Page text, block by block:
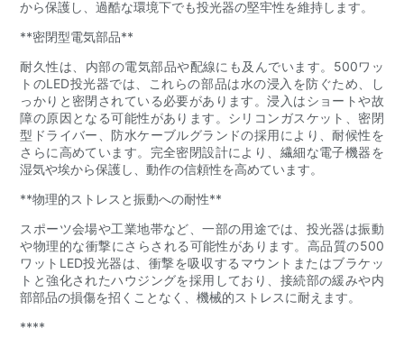
から保護し、過酷な環境下でも投光器の堅牢性を維持します。
**密閉型電気部品**
耐久性は、内部の電気部品や配線にも及んでいます。500ワッ
トのLED投光器では、これらの部品は水の浸入を防ぐため、し
っかりと密閉されている必要があります。浸入はショートや故
障の原因となる可能性があります。シリコンガスケット、密閉
型ドライバー、防水ケーブルグランドの採用により、耐候性を
さらに高めています。完全密閉設計により、繊細な電子機器を
湿気や埃から保護し、動作の信頼性を高めています。
**物理的ストレスと振動への耐性**
スポーツ会場や工業地帯など、一部の用途では、投光器は振動
や物理的な衝撃にさらされる可能性があります。高品質の500
ワットLED投光器は、衝撃を吸収するマウントまたはブラケッ
トと強化されたハウジングを採用しており、接続部の緩みや内
部部品の損傷を招くことなく、機械的ストレスに耐えます。
****